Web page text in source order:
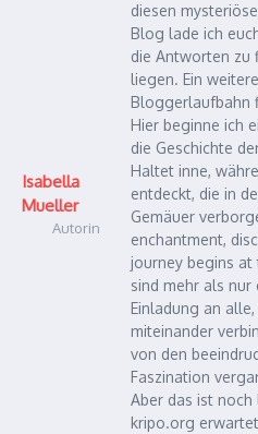
Isabella
Mueller
Autorin
diesen
Blog lade ich
die Antworten zu
liegen. Ein
Bloggerlaufbahn
Hier beginne ich
die Geschichte
Haltet inne,
entdeckt, die in
Gemäuer
enchantment,
journey begins at
sind mehr als nur
Einladung an
miteinander
von den
Faszination
Aber das ist
kripo.org